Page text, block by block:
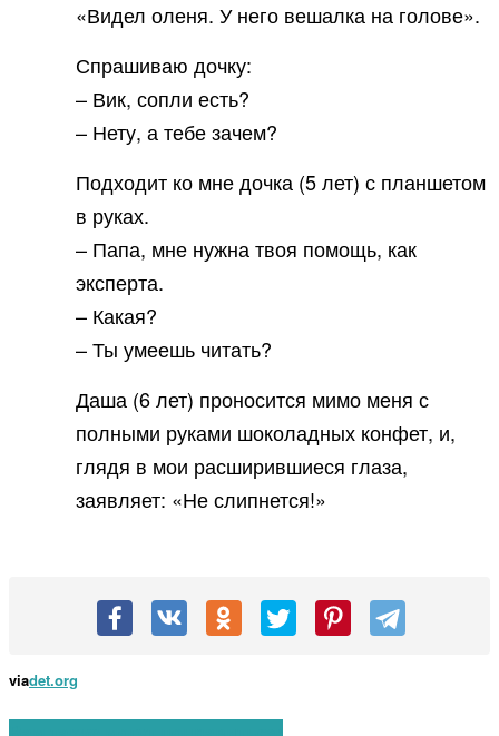
«Видел оленя. У него вешалка на голове».
Спрашиваю дочку:
– Вик, сопли есть?
– Нету, а тебе зачем?
Подходит ко мне дочка (5 лет) с планшетом
в руках.
– Папа, мне нужна твоя помощь, как
эксперта.
– Какая?
– Ты умеешь читать?
Даша (6 лет) проносится мимо меня с
полными руками шоколадных конфет, и,
глядя в мои расширившиеся глаза,
заявляет: «Не слипнется!»
viadet.org